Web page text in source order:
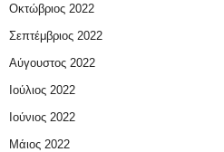
Οκτώβριος 2022
Σεπτέμβριος 2022
Αύγουστος 2022
Ιούλιος 2022
Ιούνιος 2022
Μάιος 2022